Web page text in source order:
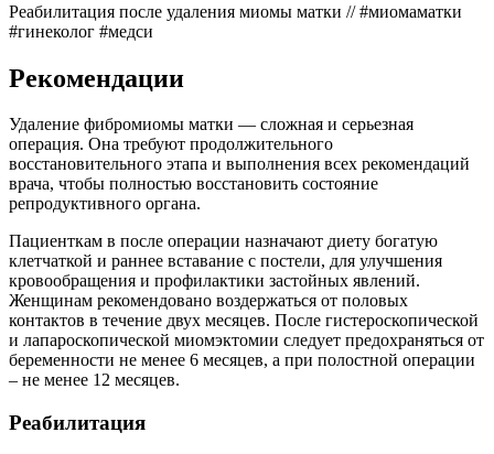
Реабилитация после удаления миомы матки // #миомаматки
#гинеколог #медси
Рекомендации
Удаление фибромиомы матки — сложная и серьезная
операция. Она требуют продолжительного
восстановительного этапа и выполнения всех рекомендаций
врача, чтобы полностью восстановить состояние
репродуктивного органа.
Пациенткам в после операции назначают диету богатую
клетчаткой и раннее вставание с постели, для улучшения
кровообращения и профилактики застойных явлений.
Женщинам рекомендовано воздержаться от половых
контактов в течение двух месяцев. После гистероскопической
и лапароскопической миомэктомии следует предохраняться от
беременности не менее 6 месяцев, а при полостной операции
– не менее 12 месяцев.
Реабилитация